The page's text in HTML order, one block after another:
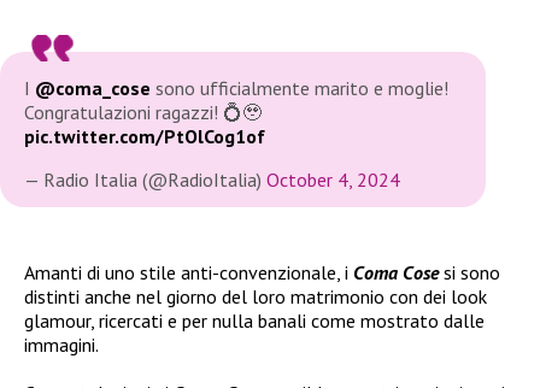
I @coma_cose sono ufficialmente marito e moglie!
Congratulazioni ragazzi! 💍🥹
pic.twitter.com/PtOlCog1of
— Radio Italia (@RadioItalia) October 4, 2024
Amanti di uno stile anti-convenzionale, i Coma Cosesi sono
distinti anche nel giorno del loro matrimonio con dei look
glamour, ricercati e per nulla banali come mostrato dalle
immagini.